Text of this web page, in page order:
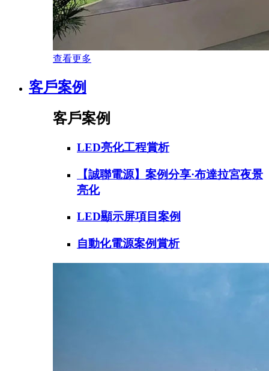
查看更多
客戶案例
客戶案例
LED亮化工程賞析
【誠聯電源】案例分享·布達拉宮夜景
亮化
LED顯示屏項目案例
自動化電源案例賞析